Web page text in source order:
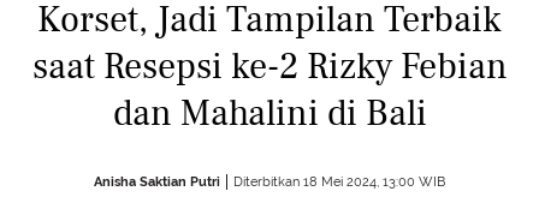
Korset, Jadi Tampilan Terbaik
saat Resepsi ke-2 Rizky Febian
dan Mahalini di Bali
Anisha Saktian Putri Diterbitkan 18 Mei 2024, 13:00 WIB